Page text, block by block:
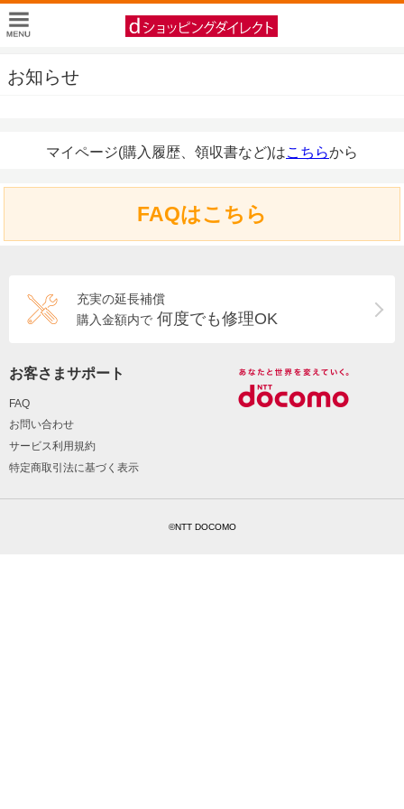
お知らせ
マイページ(購入履歴、領収書など)はこちらから
FAQはこちら
充実の延長補償
購入金額内で 何度でも修理OK
お客さまサポート
FAQ
お問い合わせ
サービス利用規約
特定商取引法に基づく表示
©NTT DOCOMO